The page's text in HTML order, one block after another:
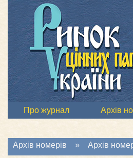
Про журнал Архів
Архів номерів » Архів